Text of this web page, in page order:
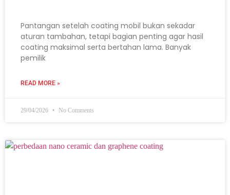
Pantangan setelah coating mobil bukan sekadar
aturan tambahan, tetapi bagian penting agar hasil
coating maksimal serta bertahan lama. Banyak
pemilik
READ MORE »
29/04/2026 No Comments